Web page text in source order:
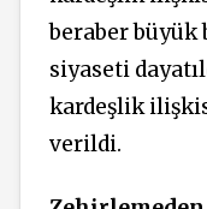
beraber büyük
siyaseti
kardeşlik
verildi.